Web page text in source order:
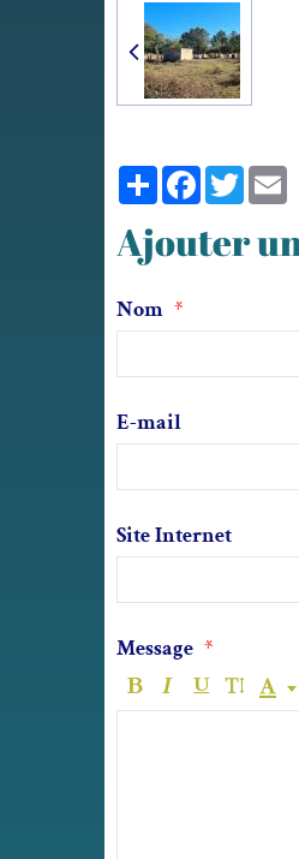
PartagerFacebook
Twitter
Ajouter
Nom
E-mail
Site Internet
Message